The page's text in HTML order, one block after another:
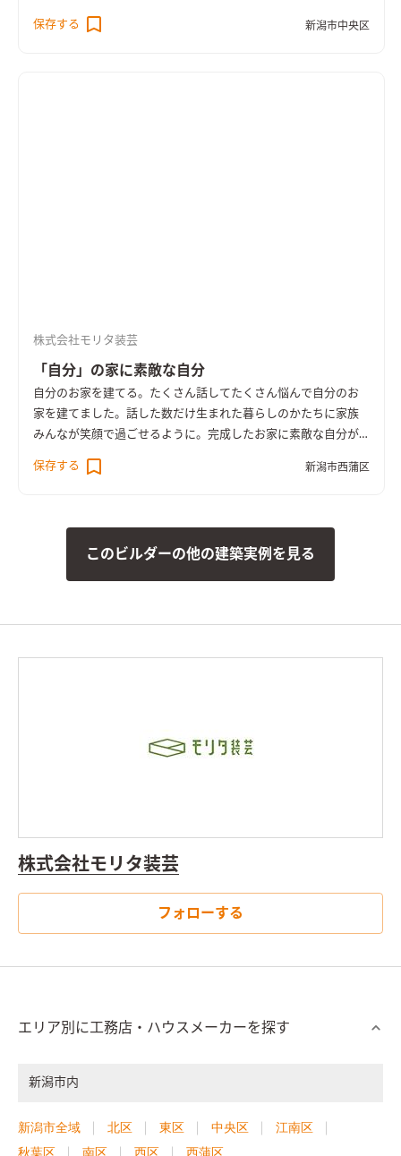
保存する 新潟市中央区
株式会社モリタ装芸
「自分」の家に素敵な自分
自分のお家を建てる。たくさん話してたくさん悩んで自分のお
家を建てました。話した数だけ生まれた暮らしのかたちに家族
みんなが笑顔で過ごせるように。完成したお家に素敵な自分が
保存する
新潟市西蒲区
このビルダーの他の建築実例を見る
株式会社モリタ装芸
フォローする
エリア別に工務店・ハウスメーカーを探す
新潟市内
新潟市全域 北区 東区 中央区
江南区
秋葉区
南区 西区 西蒲区